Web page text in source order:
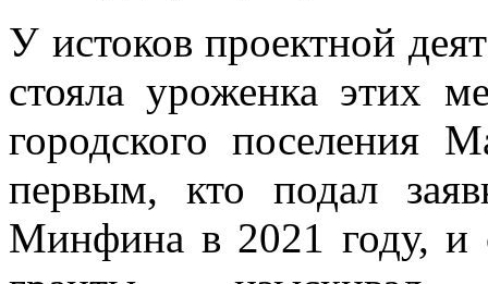
У истоков проектной
стояла уроженка этих
городского поселения
первым, кто подал
Минфина в 2021 году, и